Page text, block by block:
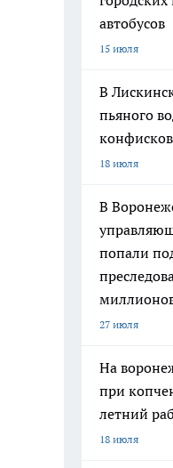
автобусов
15 июля
В
пьяного
18 июля
В
попали
27 июля
На
при
летний
18 июля